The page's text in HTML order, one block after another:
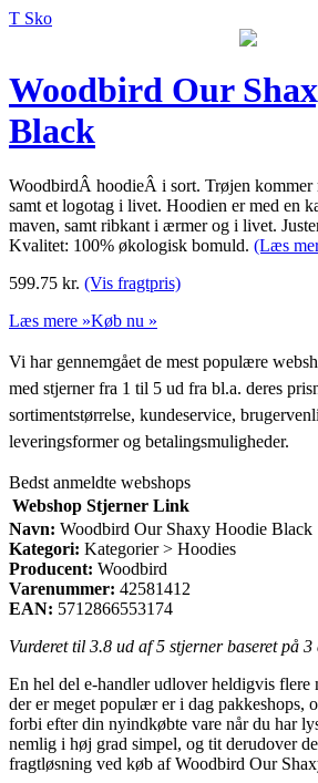
T Sko
Woodbird Our
Black
WoodbirdÂ hoodieÂ i sort. Trøjen kommer
samt et logotag i livet. Hoodien er med en
maven, samt ribkant i ærmer og i livet.
Kvalitet: 100% økologisk bomuld. (Læs
599.75 kr. (Vis fragtpris)
Læs mere »Køb nu »
Vi har gennemgået de mest populære
med stjerner fra 1 til 5 ud fra bl.a. deres
sortimentstørrelse, kundeservice,
leveringsformer og betalingsmuligheder.
Bedst anmeldte webshops
Webshop Stjerner Link
Navn: Woodbird Our Shaxy Hoodie Black
Kategori: Kategorier > Hoodies
Producent: Woodbird
Varenummer: 42581412
EAN: 5712866553174
Vurderet til 3.8 ud af 5 stjerner baseret på 3
En hel del e-handler udlover heldigvis flere
der er meget populær er i dag pakkeshops,
forbi efter din nyindkøbte vare når du har
nemlig i høj grad simpel, og tit derudover
fragtløsning ved køb af Woodbird Our